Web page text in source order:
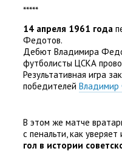
*****
14 апреля 1961 года
Федотов.
Дебют Владимира
футболисты ЦСКА
Результативная игра
победителей
В этом же матче
с пенальти, как
гол в истории